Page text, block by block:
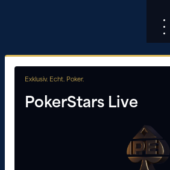
Exklusiv. Echt. Poker.
PokerStars Live